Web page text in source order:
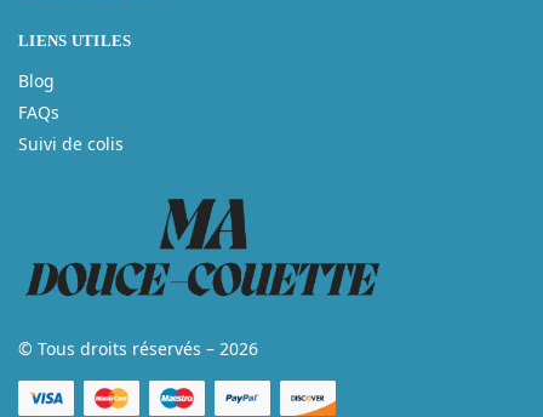
LIENS UTILES
Blog
FAQs
Suivi de colis
© Tous droits réservés – 2026